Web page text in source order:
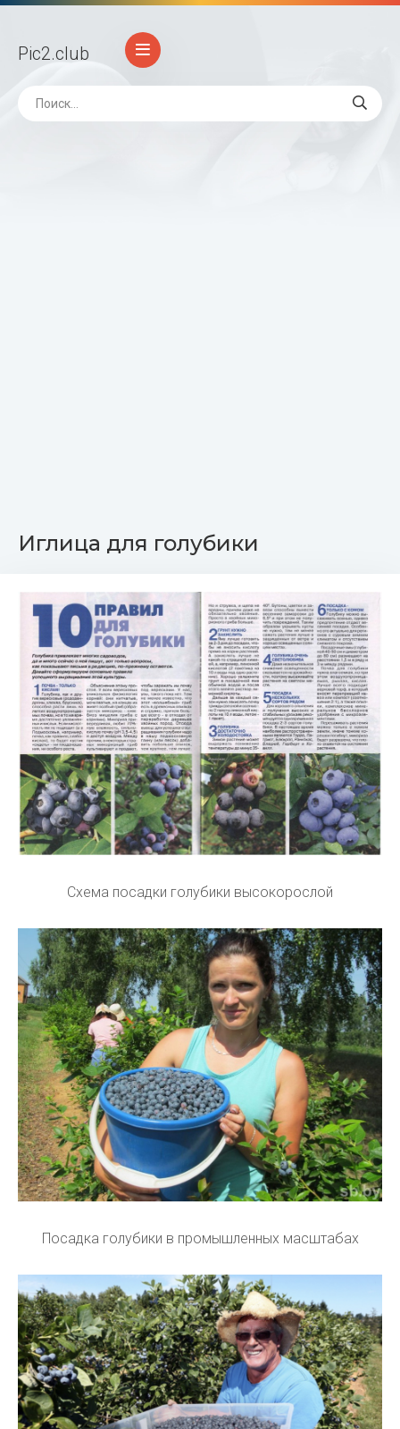
Pic2.club
Иглица для голубики
Схема посадки голубики высокорослой
Посадка голубики в промышленных масштабах